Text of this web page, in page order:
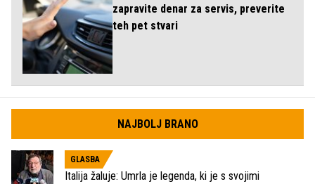
zapravite denar za servis, preverite
teh pet stvari
NAJBOLJ BRANO
GLASBA
Italija žaluje: Umrla je legenda, ki je s svojimi